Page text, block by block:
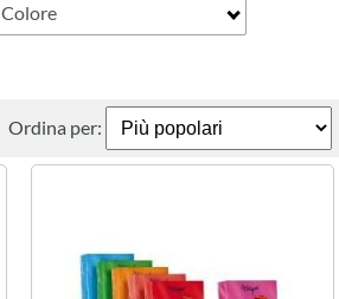
Colore
Ordina per: